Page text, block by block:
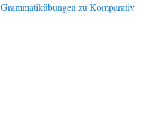
Grammatikübungen zu Komparativ